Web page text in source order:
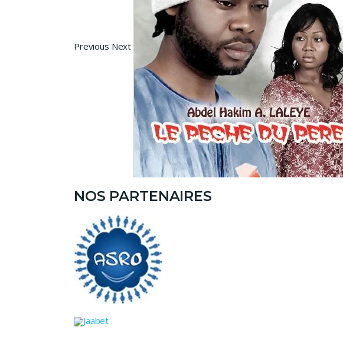
Previous Next
NOS PARTENAIRES
Jaabet